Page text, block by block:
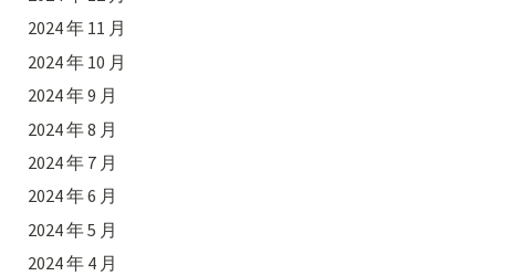
2024 年 11 月
2024 年 10 月
2024 年 9 月
2024 年 8 月
2024 年 7 月
2024 年 6 月
2024 年 5 月
2024 年 4 月